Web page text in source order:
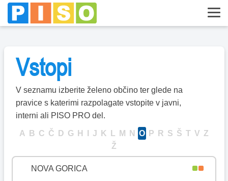
Vstopi
V seznamu izberite želeno občino ter glede na
pravice s katerimi razpolagate vstopite v javni,
interni ali PISO PRO del.
A B C Č D G H J K L M N O P R S Š T V Z
Ž
MISLINJA
MOKRONOG-TREBELNO
MORAVSKE TOPLICE
MOZIRJE
MUTA
NAKLO
NOVA GORICA